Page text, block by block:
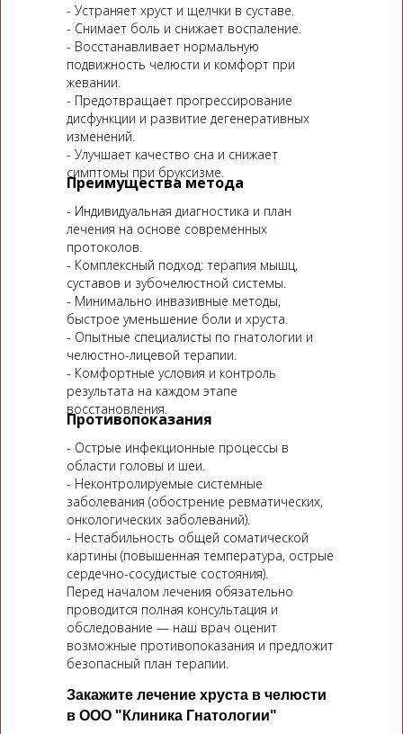
- Острые инфекционные процессы в
области головы и шеи.
- Неконтролируемые системные
заболевания (обострение ревматических,
онкологических заболеваний).
- Нестабильность общей соматической
картины (повышенная температура, острые
сердечно-сосудистые состояния).
Перед началом лечения обязательно
проводится полная консультация и
обследование — наш врач оценит
возможные противопоказания и предложит
безопасный план терапии.
- Индивидуальная диагностика и план
лечения на основе современных
протоколов.
- Комплексный подход: терапия мышц,
суставов и зубочелюстной системы.
- Минимально инвазивные методы,
быстрое уменьшение боли и хруста.
- Опытные специалисты по гнатологии и
челюстно-лицевой терапии.
- Комфортные условия и контроль
результата на каждом этапе
восстановления.
- Устраняет хруст и щелчки в суставе.
- Снимает боль и снижает воспаление.
- Восстанавливает нормальную
подвижность челюсти и комфорт при
жевании.
- Предотвращает прогрессирование
дисфункции и развитие дегенеративных
изменений.
- Улучшает качество сна и снижает
симптомы при бруксизме.
Преимущества метода
Противопоказания
Закажите лечение хруста в челюсти
в ООО "Клиника Гнатологии"